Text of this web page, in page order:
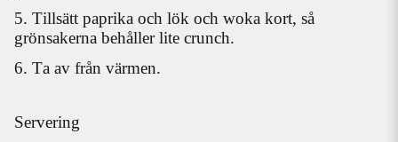
5. Tillsätt paprika och lök och woka kort, så
grönsakerna behåller lite crunch.
6. Ta av från värmen.
Servering